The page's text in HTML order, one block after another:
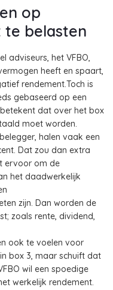
op
te belasten
adviseurs, het VFBO,
heeft en spaart,
rendement.Toch is
gebaseerd op een
dat over het box
moet worden.
halen vaak een
Dat zou dan extra
ervoor om de
het daadwerkelijk
zijn. Dan worden de
zoals rente, dividend,
ook te voelen voor
box 3, maar schuift dat
wil een spoedige
werkelijk rendement.